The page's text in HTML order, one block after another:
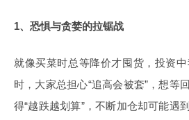
1、恐惧与贪婪的拉锯战
就像买菜时总等降价才囤货，投资
时，大家总担心“追高会被套”，想
得“越跌越划算”，不断加仓却可能遇